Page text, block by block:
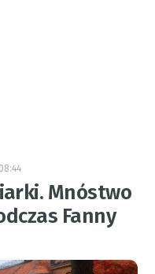
08:44
Mnóstwo
Fanny